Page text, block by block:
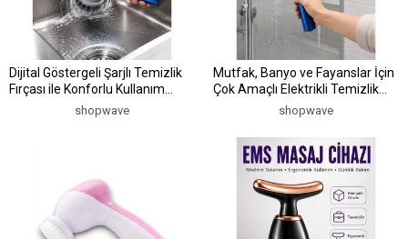
Dijital Göstergeli Şarjlı Temizlik
Fırçası ile Konforlu Kullanım
shopwave
Mutfak, Banyo ve Fayanslar İçin
Çok Amaçlı Elektrikli Temizlik
shopwave